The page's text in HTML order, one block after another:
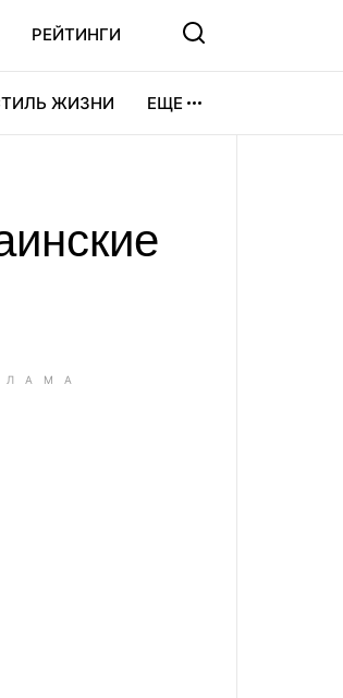
РЕЙТИНГИ
ЖИЗНИ ЕЩЕ